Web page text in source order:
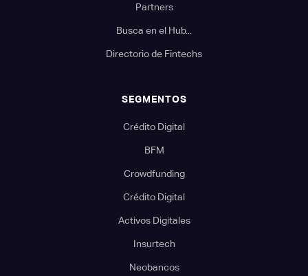
Partners
Busca en el Hub...
Directorio de Fintechs
SEGMENTOS
Crédito Digital
BFM
Crowdfunding
Crédito Digital
Activos Digitales
Insurtech
Neobancos